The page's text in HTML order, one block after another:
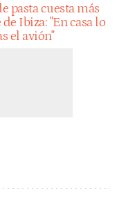
pasta cuesta más
Ibiza: "En casa lo
el avión"